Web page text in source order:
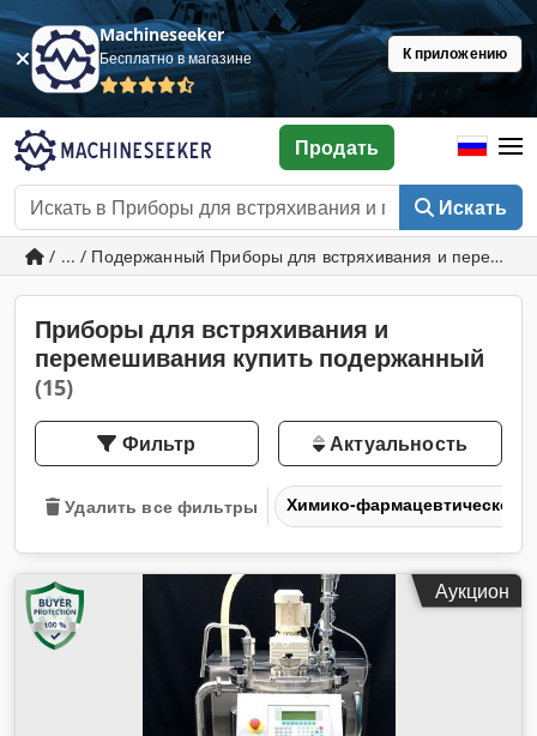
Machineseeker
Бесплатно в магазине К приложению
Искать
Продать
/ ... / Подержанный Приборы для встряхивания и
Приборы для встряхивания и
перемешивания купить подержанный
(15)
Фильтр Актуальность
Удалить все фильтры Химико-фармацевтическое
Аукцион